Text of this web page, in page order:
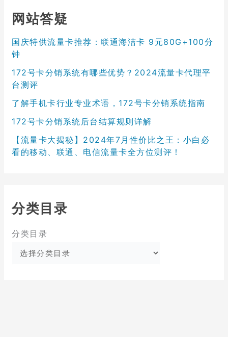
网站答疑
国庆特供流量卡推荐：联通海洁卡 9元80G+100分
钟
172号卡分销系统有哪些优势？2024流量卡代理平
台测评
了解手机卡行业专业术语，172号卡分销系统指南
172号卡分销系统后台结算规则详解
【流量卡大揭秘】2024年7月性价比之王：小白必
看的移动、联通、电信流量卡全方位测评！
分类目录
分类目录